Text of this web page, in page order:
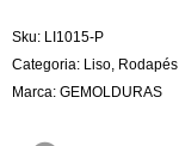
Sku: LI1015-P
Categoria: Liso Rodapés
Marca: GEMOLDURAS